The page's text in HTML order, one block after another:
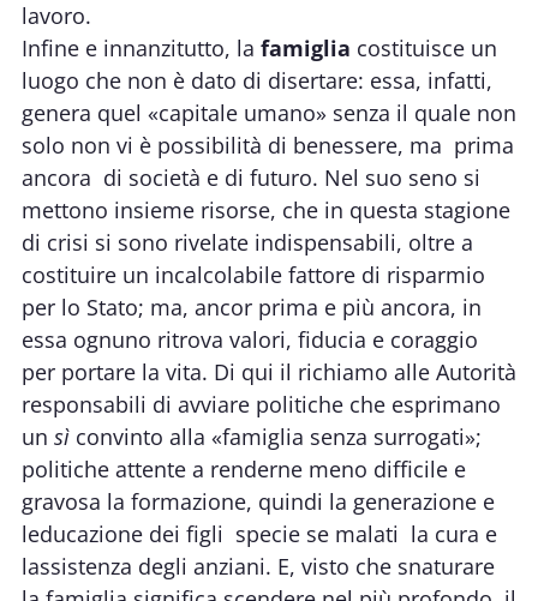
lavoro.
Infine e innanzitutto, la famiglia costituisce un
luogo che non è dato di disertare: essa, infatti,
genera quel «capitale umano» senza il quale non
solo non vi è possibilità di benessere, ma  prima
ancora  di società e di futuro. Nel suo seno si
mettono insieme risorse, che in questa stagione
di crisi si sono rivelate indispensabili, oltre a
costituire un incalcolabile fattore di risparmio
per lo Stato; ma, ancor prima e più ancora, in
essa ognuno ritrova valori, fiducia e coraggio
per portare la vita. Di qui il richiamo alle Autorità
responsabili di avviare politiche che esprimano
un sì convinto alla «famiglia senza surrogati»;
politiche attente a renderne meno difficile e
gravosa la formazione, quindi la generazione e
leducazione dei figli  specie se malati  la cura e
lassistenza degli anziani. E, visto che snaturare